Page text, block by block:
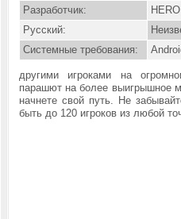
Разработчик:
Русский:
Системные требования:
другими игроками на
парашют на более выигрышное
начнете свой путь. Не
быть до 120 игроков из любой